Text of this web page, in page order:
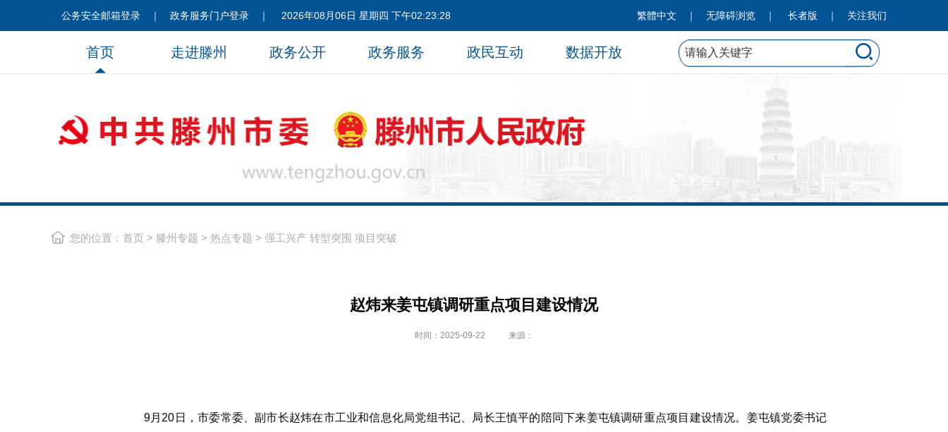
公务安全邮箱登录 ｜ 政务服务门户登录 ｜ 2026年08月06日 星期四 下午02:23:29 繁體中文 ｜ 无障碍浏览 ｜ 长者版 ｜ 关注我们
首页 走进滕州 政务公开 政务服务 政民互动 数据开放
您的位置： 首页 > 滕州专题 > 热点专题 > 强工兴产 转型突围 项目突破
赵炜来姜屯镇调研重点项目建设情况
时间：2025-09-22 来源：
9月20日，市委常委、副市长赵炜在市工业和信息化局党组书记、局长王慎平的陪同下来姜屯镇调研重点项目建设情况。姜屯镇党委书记